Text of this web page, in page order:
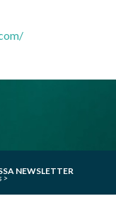
NEWSLETTER